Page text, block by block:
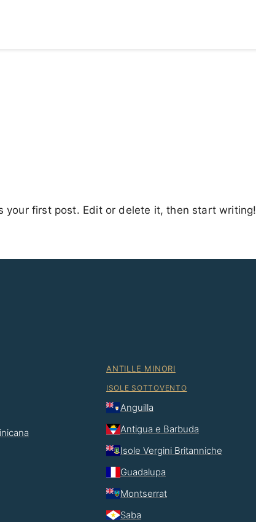
your first post. Edit or delete it, then start writing!
ANTILLE MINORI
ISOLE SOTTOVENTO
Anguilla
Antigua e Barbuda
Isole Vergini Britanniche
Guadalupa
Montserrat
Saba